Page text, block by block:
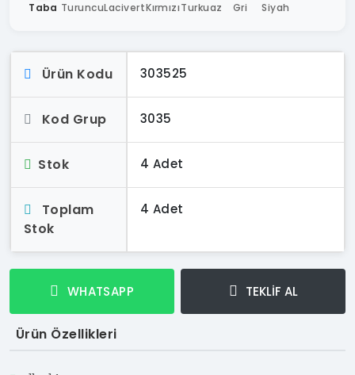
Taba TuruncuLacivertKırmızıTurkuaz Gri Siyah
Ürün Kodu 303525
Kod Grup 3035
Stok 4 Adet
Toplam
Stok
4 Adet
WHATSAPP TEKLİF AL
Ürün Özellikleri